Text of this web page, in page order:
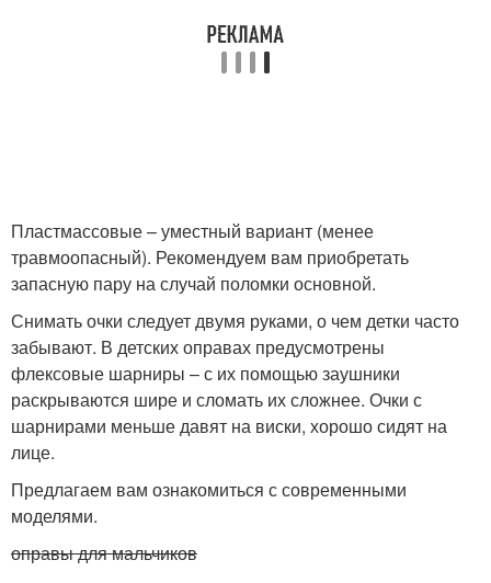
Пластмассовые – уместный вариант (менее
травмоопасный). Рекомендуем вам приобретать
запасную пару на случай поломки основной.
Снимать очки следует двумя руками, о чем детки часто
забывают. В детских оправах предусмотрены
флексовые шарниры – с их помощью заушники
раскрываются шире и сломать их сложнее. Очки с
шарнирами меньше давят на виски, хорошо сидят на
лице.
Предлагаем вам ознакомиться с современными
моделями.
оправы для мальчиков